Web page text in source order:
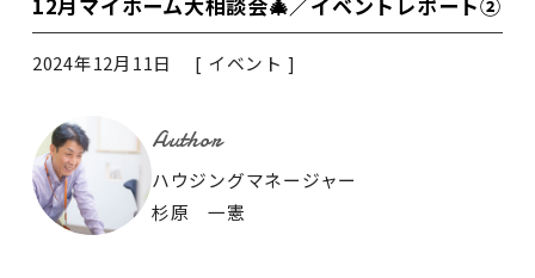
2024年12月11日 [ イベント ]
Author
ハウジングマネージャー
杉原 一憲